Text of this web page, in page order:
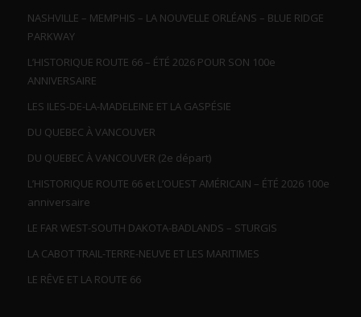
NASHVILLE – MEMPHIS – LA NOUVELLE ORLÉANS – BLUE RIDGE
PARKWAY
L’HISTORIQUE ROUTE 66 – ÉTÉ 2026 POUR SON 100e
ANNIVERSAIRE
LES ILES-DE-LA-MADELEINE ET LA GASPÉSIE
DU QUEBEC À VANCOUVER
DU QUEBEC À VANCOUVER (2e départ)
L’HISTORIQUE ROUTE 66 et L’OUEST AMÉRICAIN – ÉTÉ 2026 100e
anniversaire
LE FAR WEST-SOUTH DAKOTA-BADLANDS – STURGIS
LA CABOT TRAIL-TERRE-NEUVE ET LES MARITIMES
LE RÊVE ET LA ROUTE 66